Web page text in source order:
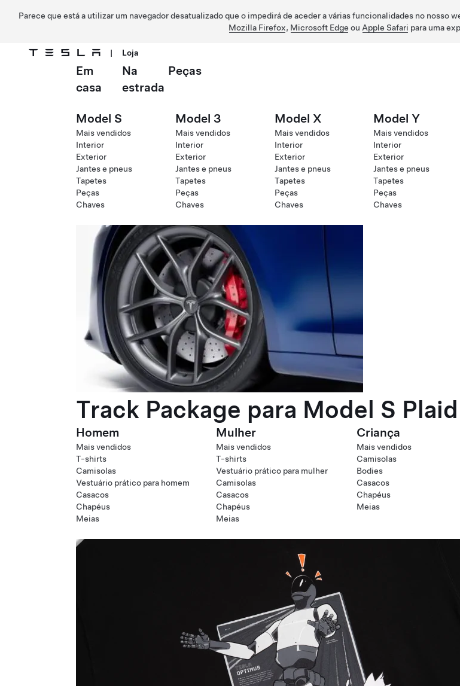
Parece que está a utilizar um navegador desatualizado que o impedirá de aceder a várias funcionalidades no nosso
Mozilla Firefox, Microsoft Edge ou Apple Safari para uma
Ir para o conteúdo principal
| Loja
Em
casa
Na
estrada
Peças
Model S
Mais vendidos
Interior
Exterior
Jantes e pneus
Tapetes
Peças
Chaves
Model 3
Mais vendidos
Interior
Exterior
Jantes e pneus
Tapetes
Peças
Chaves
Model X
Mais vendidos
Interior
Exterior
Jantes e pneus
Tapetes
Peças
Chaves
Model Y
Mais vendidos
Interior
Exterior
Jantes e pneus
Tapetes
Peças
Chaves
Track Package para Model S Plaid
Homem
Mais vendidos
T-shirts
Camisolas
Vestuário prático para homem
Casacos
Chapéus
Meias
Mulher
Mais vendidos
T-shirts
Vestuário prático para mulher
Camisolas
Casacos
Chapéus
Meias
Criança
Mais vendidos
Camisolas
Bodies
Casacos
Chapéus
Meias